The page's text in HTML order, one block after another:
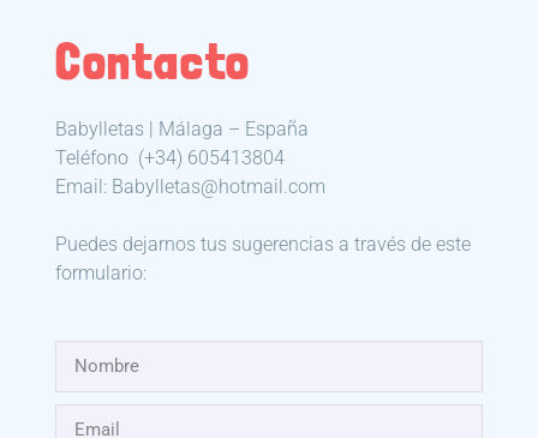
Contacto
Babylletas | Málaga – España
Teléfono (+34) 605413804
Email: Babylletas@hotmail.com
Puedes dejarnos tus sugerencias a través de este
formulario: